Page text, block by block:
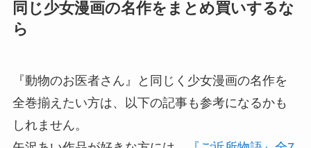
同じ少女漫画の名作をまとめ買いするな
ら
『動物のお医者さん』と同じく少女漫画の名作を
全巻揃えたい方は、以下の記事も参考になるかも
しれません。